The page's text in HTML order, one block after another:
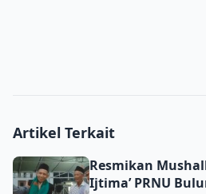
Artikel Terkait
Resmikan Mushalla Ar-
Resmikan
Ijtima’ PRNU